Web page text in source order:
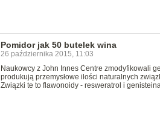
Pomidor jak 50 butelek wina
26 października 2015, 11:03
Naukowcy z John Innes Centre zmodyfikowali
produkują przemysłowe ilości naturalnych
Związki te to flawonoidy - resweratrol i